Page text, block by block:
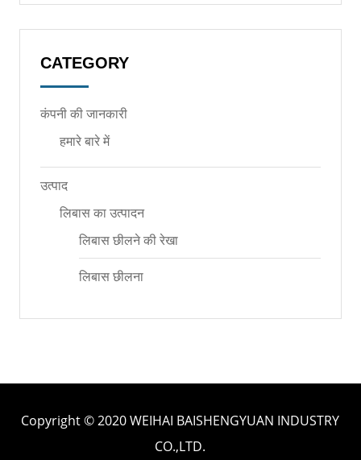
CATEGORY
कंपनी की जानकारी
हमारे बारे में
उत्पाद
लिबास का उत्पादन
लिबास छीलने की रेखा
लिबास छीलना
Copyright © 2020 WEIHAI BAISHENGYUAN INDUSTRY
CO.,LTD.